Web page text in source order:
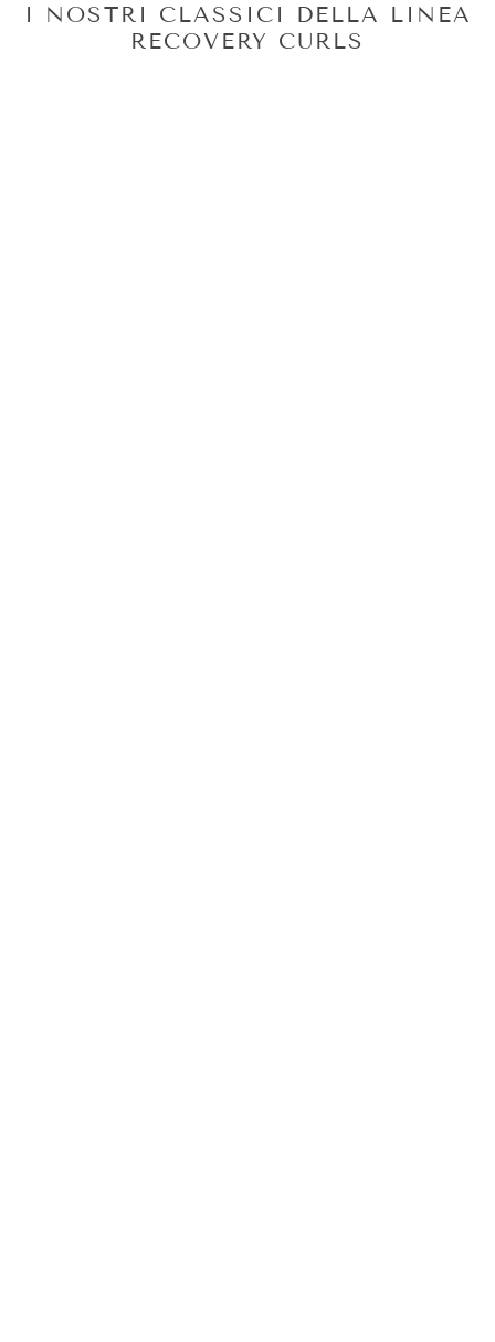
I NOSTRI CLASSICI DELLA LINEA
RECOVERY CURLS